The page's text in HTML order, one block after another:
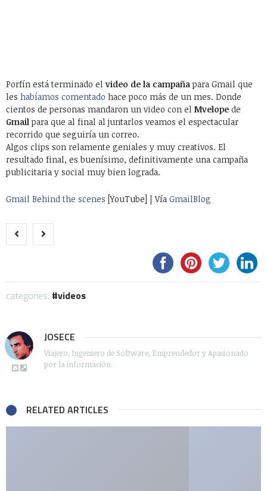
Porfín está terminado el video de la campañapara Gmail que
les habíamos comentado hace poco más de un mes. Donde
cientos de personas mandaron un video con el Mvelope de
Gmailpara que al final al juntarlos veamos el espectacular
recorrido que seguiría un correo.
Algos clips son relamente geniales y muy creativos. El
resultado final, es buenísimo, definitivamente una campaña
publicitaria y social muy bien lograda.
Gmail Behind the scenes [YouTube] | Vía GmailBlog
categories: videos
JOSECE
Viajero, Ingeniero de Software, Emprendedor y Apasionado
por la información.
RELATED ARTICLES